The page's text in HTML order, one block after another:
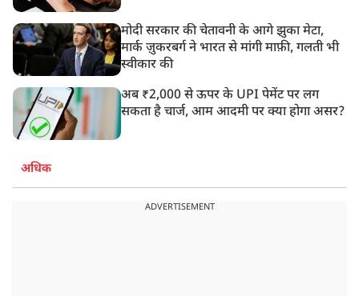
मोदी सरकार की चेतावनी के आगे झुका मेटा,
मार्क ज़ुकरबर्ग ने भारत से मांगी माफ़ी, गलती भी
स्वीकार की
अब ₹2,000 से ऊपर के UPI पेमेंट पर लग
सकता है चार्ज, आम आदमी पर क्या होगा असर?
अधिक
ADVERTISEMENT